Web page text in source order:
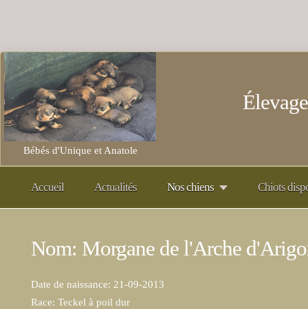
Bébés d'Unique et Anatole
Accueil Actualités Nos chiens Chiots
Nom: Morgane de l'Arche
Date de naissance: 21-09-2013
Race: Teckel à poil dur